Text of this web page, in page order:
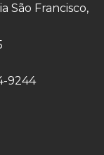
São Francisco,
9244